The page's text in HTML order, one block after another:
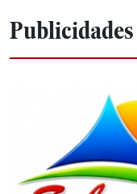
Publicidades